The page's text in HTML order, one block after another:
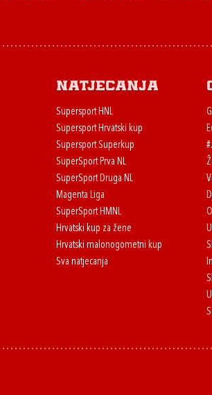
Natjecanja
Supersport HNL
Supersport Hrvatski kup
Supersport Superkup
SuperSport Prva NL
SuperSport Druga NL
Magenta Liga
SuperSport HMNL
Hrvatski kup za žene
Hrvatski malonogometni kup
Sva natjecanja